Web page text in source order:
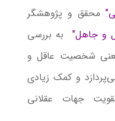
محقق و پژوهشگر
و جاهل"
به بررسی
شخصیت عاقل و
و کمک زیادی
جهات عقلانی